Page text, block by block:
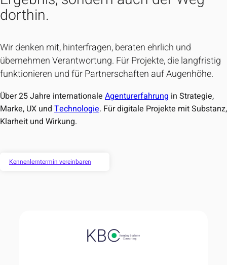
dorthin.
Wir denken mit, hinterfragen, beraten ehrlich und
übernehmen Verantwortung. Für Projekte, die langfristig
funktionieren und für Partnerschaften auf Augenhöhe.
Über 25 Jahre internationaleAgenturerfahrung in Strategie,
Marke, UX undTechnologie. Für digitale Projekte mit Substanz,
Klarheit und Wirkung.
Kennenlerntermin vereinbaren